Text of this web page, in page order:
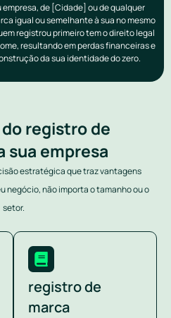
de [Cidade] ou de qualquer
igual ou semelhante à sua no mesmo
registrou primeiro tem o direito legal
resultando em perdas financeiras e
da sua identidade do zero.
registro de
sua empresa
estratégica que traz vantagens
negócio, não importa o tamanho ou o
setor.
registro de
marca